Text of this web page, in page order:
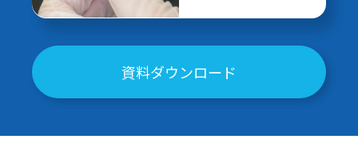
資料ダウンロード